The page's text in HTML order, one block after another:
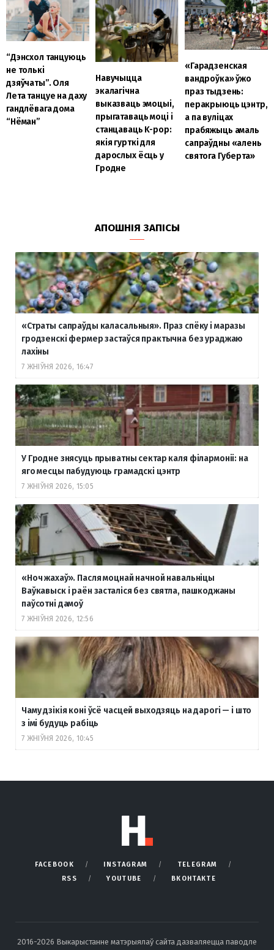
“Дэнсхол танцуюць
не толькі
дзяўчаты”. Оля
Лета танцуе на даху
гандлёвага дома
“Нёман”
Навучыцца
экалагічна
выказваць эмоцыі,
прыгатаваць моці і
станцаваць K-pop:
якія гурткі для
дарослых ёсць у
Гродне
«Гарадзенская
вандроўка» ўжо
праз тыдзень:
перакрыюць цэнтр,
а па вуліцах
прабяжыць амаль
сапраўдны «алень
святога Губерта»
АПОШНІЯ ЗАПІСЫ
«Страты сапраўды каласальныя». Праз спёку і маразы
гродзенскі фермер застаўся практычна без ураджаю
лахіны
7 ЖНІЎНЯ 2026, 16:47
У Гродне знясуць прыватны сектар каля філармоніі: на
яго месцы пабудуюць грамадскі цэнтр
7 ЖНІЎНЯ 2026, 15:05
«Ноч жахаў». Пасля моцнай начной навальніцы
Ваўкавыск і раён засталіся без святла, пашкоджаны
паўсотні дамоў
7 ЖНІЎНЯ 2026, 12:56
Чаму дзікія коні ўсё часцей выходзяць на дарогі — і што
з імі будуць рабіць
7 ЖНІЎНЯ 2026, 10:45
FACEBOOK INSTAGRAM
TELEGRAM
RSS
YOUTUBE ВКОНТАКТЕ
2016-2026 Выкарыстанне матэрыялаў сайта дазваляецца паводле